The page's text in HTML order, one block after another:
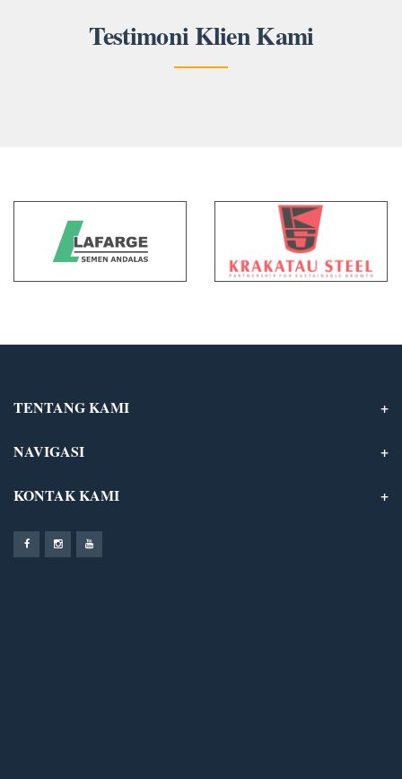
Testimoni Klien Kami
TENTANG KAMI
NAVIGASI
KONTAK KAMI